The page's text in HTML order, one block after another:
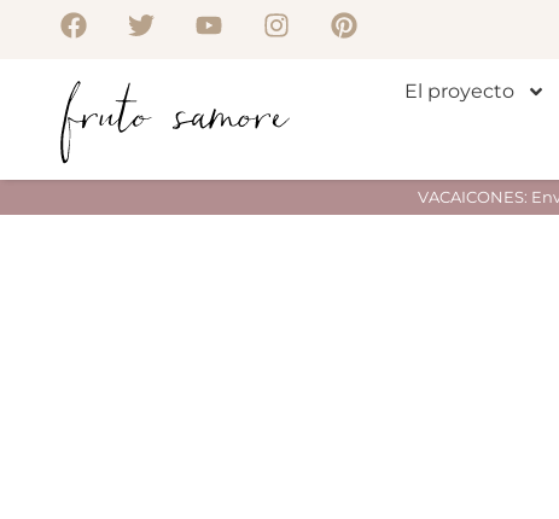
El proyecto
VACAICONES: